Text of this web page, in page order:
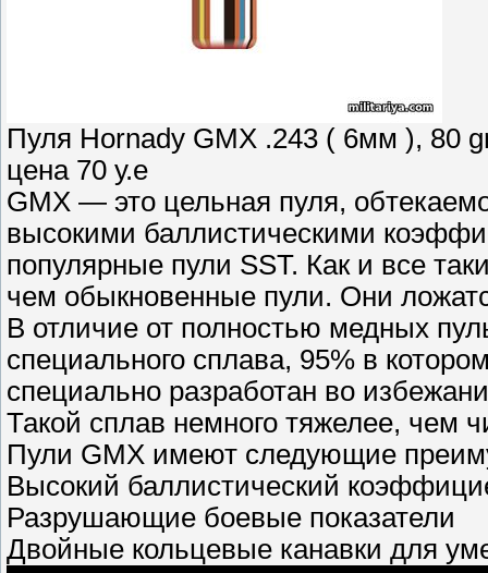
Пуля Hornady GMX .243 ( 6мм ), 80
цена 70 у.е
GMX — это цельная пуля,
высокими баллистическими
популярные пули SST. Как и все
чем обыкновенные пули. Они
В отличие от полностью медных
специального сплава, 95% в
специально разработан во
Такой сплав немного тяжелее, чем
Пули GMX имеют следующие
Высокий баллистический
Разрушающие боевые показатели
Двойные кольцевые канавки для